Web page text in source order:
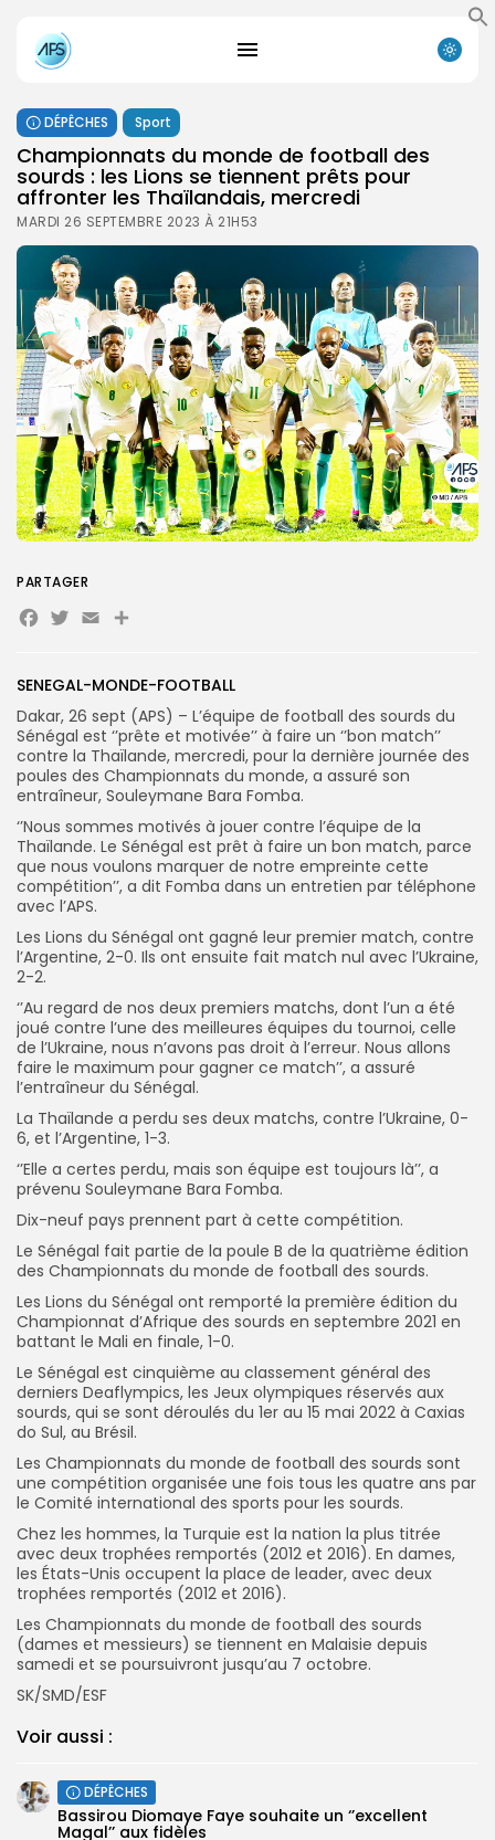
for:
DÉPÊCHES Sport
Championnats du monde de football des
sourds : les Lions se tiennent prêts pour
affronter les Thaïlandais, mercredi
MARDI 26 SEPTEMBRE 2023 À 21H53
SENEGAL-MONDE-FOOTBALL
Dakar, 26 sept (APS) – L’équipe de football des sourds du
Sénégal est ‘’prête et motivée’’ à faire un ‘’bon match’’
contre la Thaïlande, mercredi, pour la dernière journée des
poules des Championnats du monde, a assuré son
entraîneur, Souleymane Bara Fomba.
‘’Nous sommes motivés à jouer contre l’équipe de la
Thaïlande. Le Sénégal est prêt à faire un bon match, parce
que nous voulons marquer de notre empreinte cette
compétition’’, a dit Fomba dans un entretien par téléphone
avec l’APS.
Les Lions du Sénégal ont gagné leur premier match, contre
l’Argentine, 2-0. Ils ont ensuite fait match nul avec l’Ukraine,
2-2.
‘’Au regard de nos deux premiers matchs, dont l’un a été
joué contre l’une des meilleures équipes du tournoi, celle
de l’Ukraine, nous n’avons pas droit à l’erreur. Nous allons
faire le maximum pour gagner ce match’’, a assuré
l’entraîneur du Sénégal.
La Thaïlande a perdu ses deux matchs, contre l’Ukraine, 0-
6, et l’Argentine, 1-3.
‘’Elle a certes perdu, mais son équipe est toujours là’’, a
prévenu Souleymane Bara Fomba.
Dix-neuf pays prennent part à cette compétition.
Le Sénégal fait partie de la poule B de la quatrième édition
des Championnats du monde de football des sourds.
Les Lions du Sénégal ont remporté la première édition du
Championnat d’Afrique des sourds en septembre 2021 en
battant le Mali en finale, 1-0.
Le Sénégal est cinquième au classement général des
derniers Deaflympics, les Jeux olympiques réservés aux
sourds, qui se sont déroulés du 1er au 15 mai 2022 à Caxias
do Sul, au Brésil.
Les Championnats du monde de football des sourds sont
une compétition organisée une fois tous les quatre ans par
le Comité international des sports pour les sourds.
Chez les hommes, la Turquie est la nation la plus titrée
avec deux trophées remportés (2012 et 2016). En dames,
les États-Unis occupent la place de leader, avec deux
trophées remportés (2012 et 2016).
Les Championnats du monde de football des sourds
(dames et messieurs) se tiennent en Malaisie depuis
samedi et se poursuivront jusqu’au 7 octobre.
SK/SMD/ESF
Voir aussi :
DÉPÊCHES
Bassirou Diomaye Faye souhaite un ‘’excellent
Magal’’ aux fidèles
PARTAGER
Facebook
Twitter
EmailPartager